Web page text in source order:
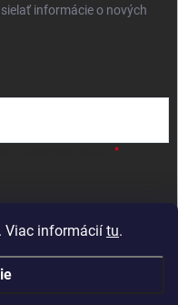
Viac informácií tu.
informácie o nových